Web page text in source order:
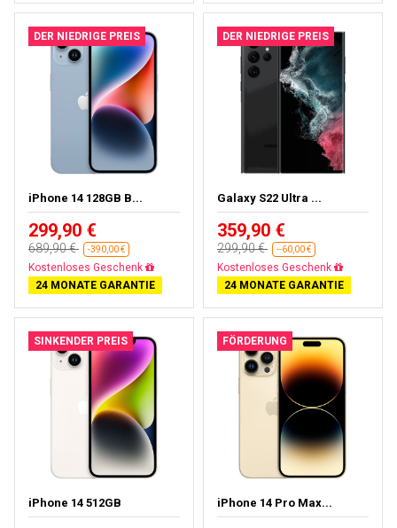
DER NIEDRIGE PREIS
iPhone 14 128GB B...
299,90 €
689,90 € -390,00 €
Gratisversand
24 MONATE GARANTIE
DER NIEDRIGE PREIS
Galaxy S22 Ultra ...
359,90 €
299,90 € --60,00 €
Fast ausverkauft
24 MONATE GARANTIE
SINKENDER PREIS
iPhone 14 512GB
FÖRDERUNG
iPhone 14 Pro Max...